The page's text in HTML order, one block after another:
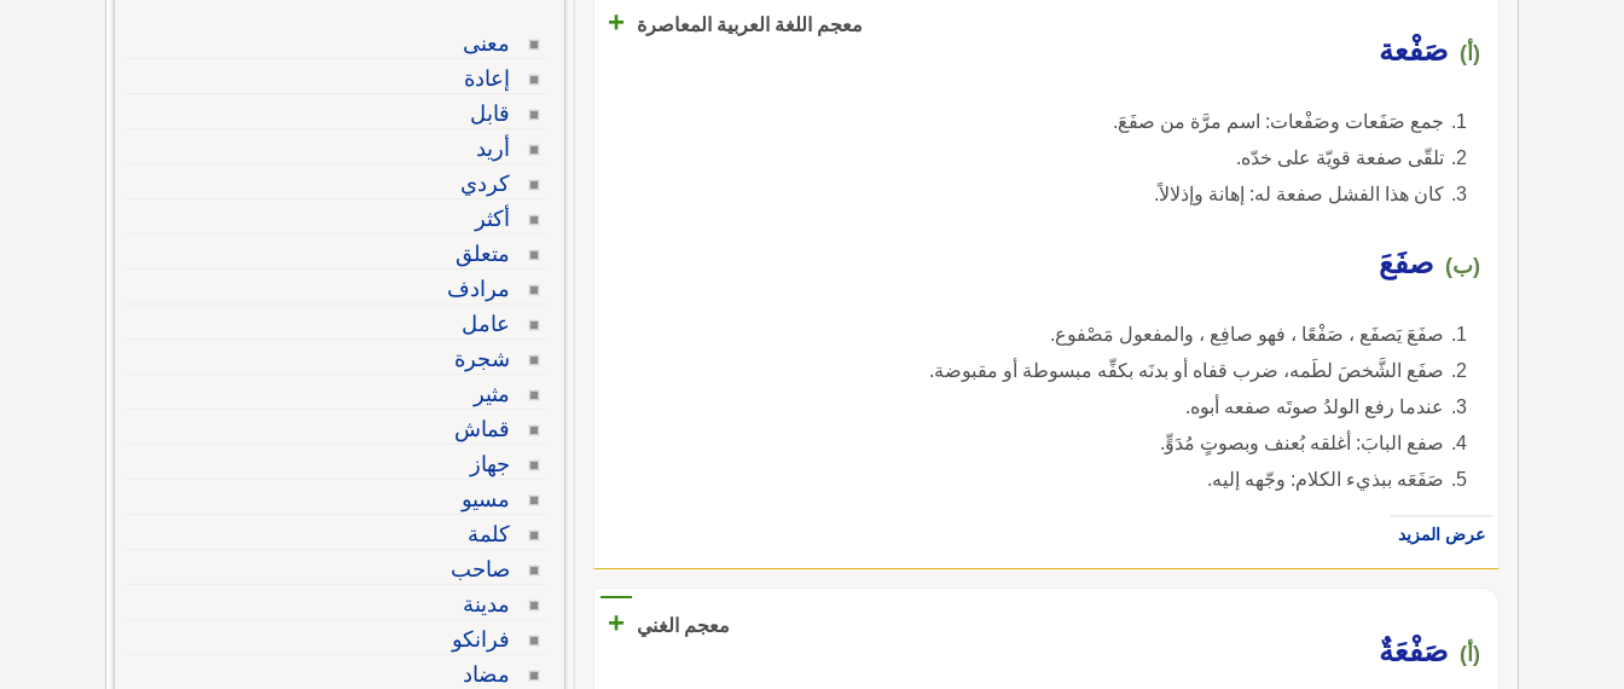
معجم اللغة العربية المعاصرة +
(أ) صَفْعة
جمع صَفَعات وصَفْعات: اسم مرَّة من صفَعَ.
تلقّى صفعة قويّة على خدّه.
كان هذا الفشل صفعة له: إهانة وإذلالاً.
(ب) صفَعَ
صفَعَ يَصفَع ، صَفْعًا ، فهو صافِع ، والمفعول مَصْفوع.
صفَع الشَّخصَ لطَمه، ضرب قفاه أو بدنَه بكفِّه مبسوطة أو مقبوضة.
عندما رفع الولدُ صوتَه صفعه أبوه.
صفع البابَ: أغلقه بُعنف وبصوتٍ مُدَوٍّ.
صَفَعَه ببذيء الكلام: وجّهه إليه.
عرض المزيد
معجم الغني +
(أ) صَفْعَةٌ
معنى
إعادة
قابل
أريد
كردي
أكثر
متعلق
مرادف
عامل
شجرة
مثير
قماش
جهاز
مسيو
كلمة
صاحب
مدينة
فرانكو
مضاد